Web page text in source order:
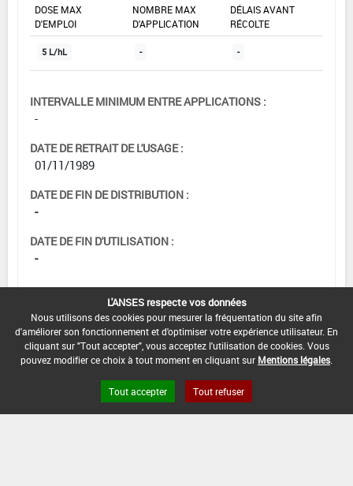
DOSE MAX
D'EMPLOI
NOMBRE MAX
D'APPLICATION
DÉLAIS AVANT
RÉCOLTE
5 L/hL - -
INTERVALLE MINIMUM ENTRE APPLICATIONS :
-
DATE DE RETRAIT DE L'USAGE :
01/11/1989
DATE DE FIN DE DISTRIBUTION :
-
DATE DE FIN D'UTILISATION :
-
L'ANSES respecte vos données
Nous utilisons des cookies pour mesurer la fréquentation du site afin
d'améliorer son fonctionnement et d'optimiser votre expérience utilisateur. En
cliquant sur "Tout accepter", vous acceptez l'utilisation de cookies. Vous
pouvez modifier ce choix à tout moment en cliquant sur Mentions légales
Tout accepter Tout refuser